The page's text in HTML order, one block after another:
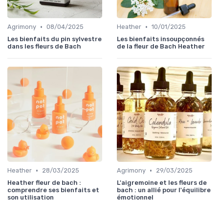
Agrimony • 08/04/2025
Les bienfaits du pin sylvestre
dans les fleurs de Bach
Heather • 10/01/2025
Les bienfaits insoupçonnés
de la fleur de Bach Heather
Heather •
28/03/2025
Heather fleur de bach :
comprendre ses bienfaits et
son utilisation
Agrimony •
29/03/2025
L'aigremoine et les fleurs de
bach : un allié pour l'équilibre
émotionnel